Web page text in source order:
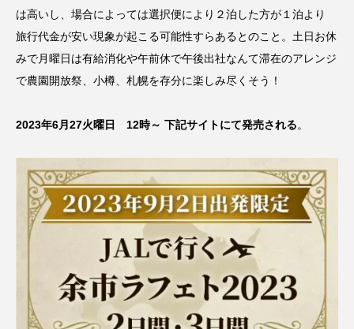
は高いし、場合によっては選択便により２泊した方が１泊より
旅行代金が安い現象が起こる可能性すらあるとのこと。土日お休
みで月曜日は有給消化や午前休で午後出社なんて滞在のアレンジ
で農園開放祭、小樽、札幌を存分に楽しみ尽くそう！
2023年6月27火曜日 12時～ 下記サイトにて発売される。